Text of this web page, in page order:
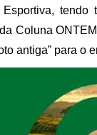
Coluna
antiga” para o